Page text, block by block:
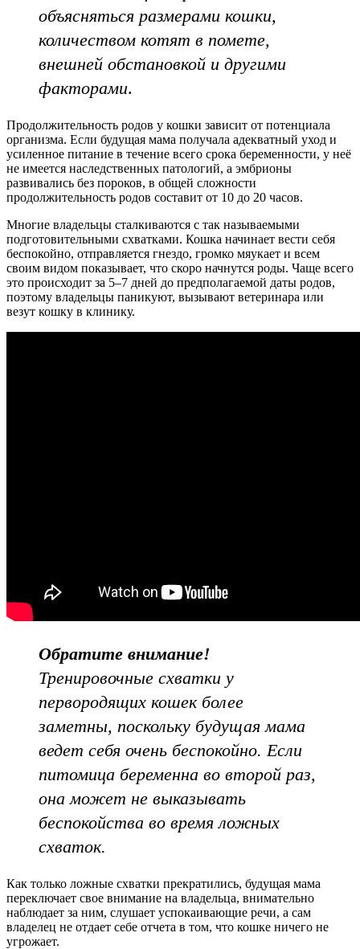
объясняться размерами кошки,
количеством котят в помете,
внешней обстановкой и другими
факторами.
Продолжительность родов у кошки зависит от потенциала
организма. Если будущая мама получала адекватный уход и
усиленное питание в течение всего срока беременности, у неё
не имеется наследственных патологий, а эмбрионы
развивались без пороков, в общей сложности
продолжительность родов составит от 10 до 20 часов.
Многие владельцы сталкиваются с так называемыми
подготовительными схватками. Кошка начинает вести себя
беспокойно, отправляется гнездо, громко мяукает и всем
своим видом показывает, что скоро начнутся роды. Чаще всего
это происходит за 5–7 дней до предполагаемой даты родов,
поэтому владельцы паникуют, вызывают ветеринара или
везут кошку в клинику.
Обратите внимание!
Тренировочные схватки у
первородящих кошек более
заметны, поскольку будущая мама
ведет себя очень беспокойно. Если
питомица беременна во второй раз,
она может не выказывать
беспокойства во время ложных
схваток.
Как только ложные схватки прекратились, будущая мама
переключает свое внимание на владельца, внимательно
наблюдает за ним, слушает успокаивающие речи, а сам
владелец не отдает себе отчета в том, что кошке ничего не
угрожает.